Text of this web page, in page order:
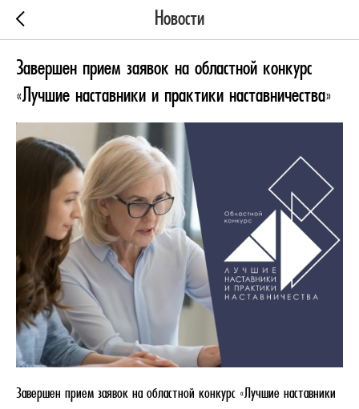
Новости
Завершен прием заявок на областной конкурс
«Лучшие наставники и практики наставничества»
Завершен прием заявок на областной конкурс «Лучшие наставники